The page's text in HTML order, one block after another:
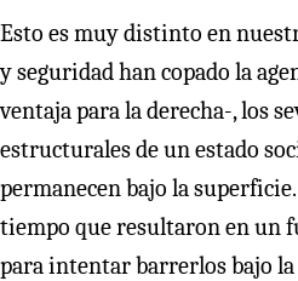
Esto es muy distinto en
y seguridad han copado la
ventaja para la derecha-, los
estructurales de un estado
permanecen bajo la
tiempo que resultaron en un
para intentar barrerlos bajo